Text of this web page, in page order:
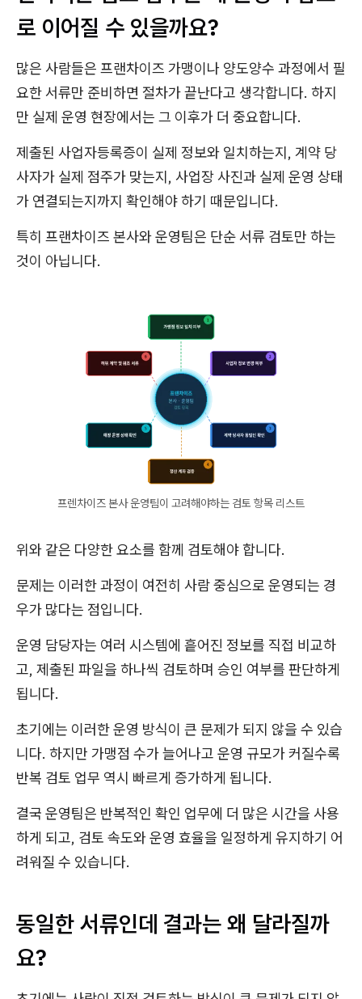
로 이어질 수 있을까요?
많은 사람들은 프랜차이즈 가맹이나 양도양수 과정에서 필
요한 서류만 준비하면 절차가 끝난다고 생각합니다. 하지
만 실제 운영 현장에서는 그 이후가 더 중요합니다.
제출된 사업자등록증이 실제 정보와 일치하는지, 계약 당
사자가 실제 점주가 맞는지, 사업장 사진과 실제 운영 상태
가 연결되는지까지 확인해야 하기 때문입니다.
특히 프랜차이즈 본사와 운영팀은 단순 서류 검토만 하는
것이 아닙니다.
프렌차이즈 본사 운영팀이 고려해야하는 검토 항목 리스트
위와 같은 다양한 요소를 함께 검토해야 합니다.
문제는 이러한 과정이 여전히 사람 중심으로 운영되는 경
우가 많다는 점입니다.
운영 담당자는 여러 시스템에 흩어진 정보를 직접 비교하
고, 제출된 파일을 하나씩 검토하며 승인 여부를 판단하게
됩니다.
초기에는 이러한 운영 방식이 큰 문제가 되지 않을 수 있습
니다. 하지만 가맹점 수가 늘어나고 운영 규모가 커질수록
반복 검토 업무 역시 빠르게 증가하게 됩니다.
결국 운영팀은 반복적인 확인 업무에 더 많은 시간을 사용
하게 되고, 검토 속도와 운영 효율을 일정하게 유지하기 어
려워질 수 있습니다.
동일한 서류인데 결과는 왜 달라질까
요?